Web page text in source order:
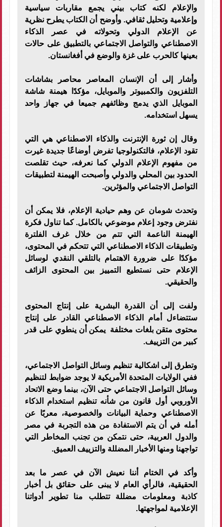
والإعلام لكنه كتاب بيني يجمع مقاربات سياسية
وإعلامية وتحليل ثقافي. وأوضح أن الكتاب يطرح نظرية
عن الإعلام الدولي وتحولاته في عصر الذكاء
الاصطناعي والتواصل الاجتماعي بالتطبيق على حالات
بعينها كالحرب على غزة والوضع في أفغانستان.
وأشار إلى أن الإنسان المعاصر محاصر بشاشات
التلفزيون والكمبيوتر والموبايل، مؤكدًا هيمنة شاشة
الموبايل الذي يدمج وظائفهم جميعا في جهاز واحد
يسهل استخدامه.
وقال إن ثورة الإنترنت والذكاء الاصطناعي هي التي
تقود الإعلام، فالتكنولوجيا تفرض أوضاعًا جديدة غيرت
من مفهوم الإعلام الدولي كما نعرفه، حيث تقلصت
الحدود بين المحلي والدولي وأصبحت الهيمنة لتطبيقات
التواصل الاجتماعي والمؤثرين.
وتحدث شومان عن وهم حيادية الإعلام، فلا يمكن أن
نفترض وجود إعلام موضوعي بالكامل. كما تناول فكرة
الهيمنة الناعمة التي تتم من خلال غرف الفلترة
وتطبيقات الذكاء الاصطناعي التي تتحكم في المحتوى،
مؤكدًا على ضرورة الاهتمام بالتلقي النقدي لوسائل
الإعلام حتى نستطيع التمييز بين المحتوى الزائف
والحقيقي.
ولفت إلى أن القدرة البشرية على إنتاج المحتوى
ستتضاءل أمام الذكاء الاصطناعي القادر على إنتاج
محتوى متقن بلغات مختلفة يمكن أن ينطوي على قدر
كبير من التزييف.
وتطرق إلى اشكالية تنظيم وسائل التواصل الاجتماعي،
ففي الولايات المتحدة الأمريكية لا يوجد ضوابط لتنظيم
وسائل التواصل الاجتماعي حتى الآن، بينما وضع الاتحاد
الأوروبي أول قانون من شأنه تنظيم استخدام الذكاء
الاصطناعي وحماية البيانات والخصوصية، معربًا عن
أمله في أن يتم الاستفادة من هذه التجربة في مصر
والدول العربية، حتى نتمكن من تجنب المخاطر التي
تواجهنا ومنها الأخبار المضللة والتزييف العميق.
وأكد في الختام أننا نعيش الآن في عصر ما بعد
الحقيقية، فالرأي العام لا يبنى على حقائق بل أخبار
كاذبة ومعلومات مضللة تتطلب منا تطوير أدواتنا
الإعلامية لمواجهتها.